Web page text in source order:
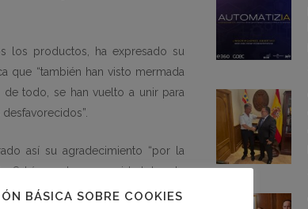
los productos, ha expresado su
que “también han visto mermada
todo, se han vuelto a unir para
así su agradecimiento “por la
Sabía que la generosidad de este
BÁSICA SOBRE COOKIES